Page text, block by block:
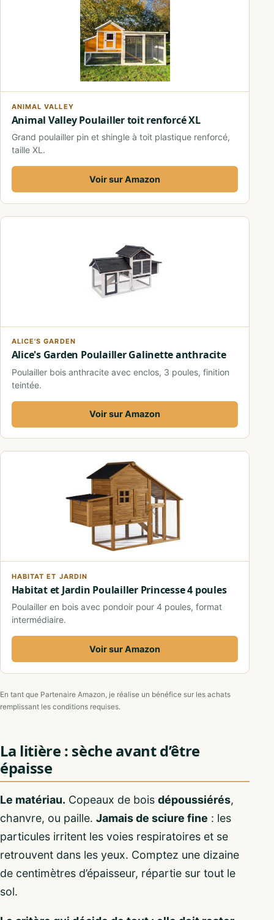
ANIMAL VALLEY
Animal Valley Poulailler toit renforcé XL
Grand poulailler pin et shingle à toit plastique renforcé,
taille XL.
Voir sur Amazon
ALICE'S GARDEN
Alice's Garden Poulailler Galinette anthracite
Poulailler bois anthracite avec enclos, 3 poules, finition
teintée.
Voir sur Amazon
HABITAT ET JARDIN
Habitat et Jardin Poulailler Princesse 4 poules
Poulailler en bois avec pondoir pour 4 poules, format
intermédiaire.
Voir sur Amazon
En tant que Partenaire Amazon, je réalise un bénéfice sur les achats
remplissant les conditions requises.
La litière : sèche avant d’être
épaisse
Le matériau. Copeaux de bois dépoussiérés,
chanvre, ou paille. Jamais de sciure fine : les
particules irritent les voies respiratoires et se
retrouvent dans les yeux. Comptez une dizaine
de centimètres d’épaisseur, répartie sur tout le
sol.